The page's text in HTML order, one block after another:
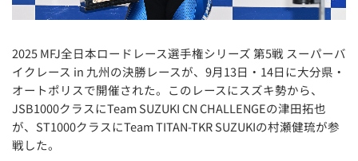
2025 MFJ全日本ロードレース選手権シリーズ 第5戦 スーパーバ
イクレース in 九州の決勝レースが、9月13日・14日に大分県・
オートポリスで開催された。このレースにスズキ勢から、
JSB1000クラスにTeam SUZUKI CN CHALLENGEの津田拓也
が、ST1000クラスにTeam TITAN-TKR SUZUKIの村瀬健琉が参
戦した。